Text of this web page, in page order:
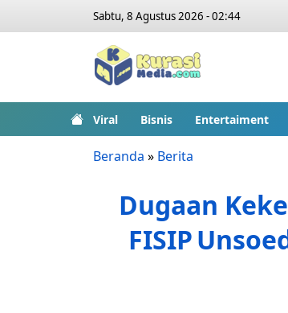
Sabtu, 8 Agustus 2026 - 02:44
Viral Bisnis Entertaiment
Beranda » Berita
Dugaan
FISIP